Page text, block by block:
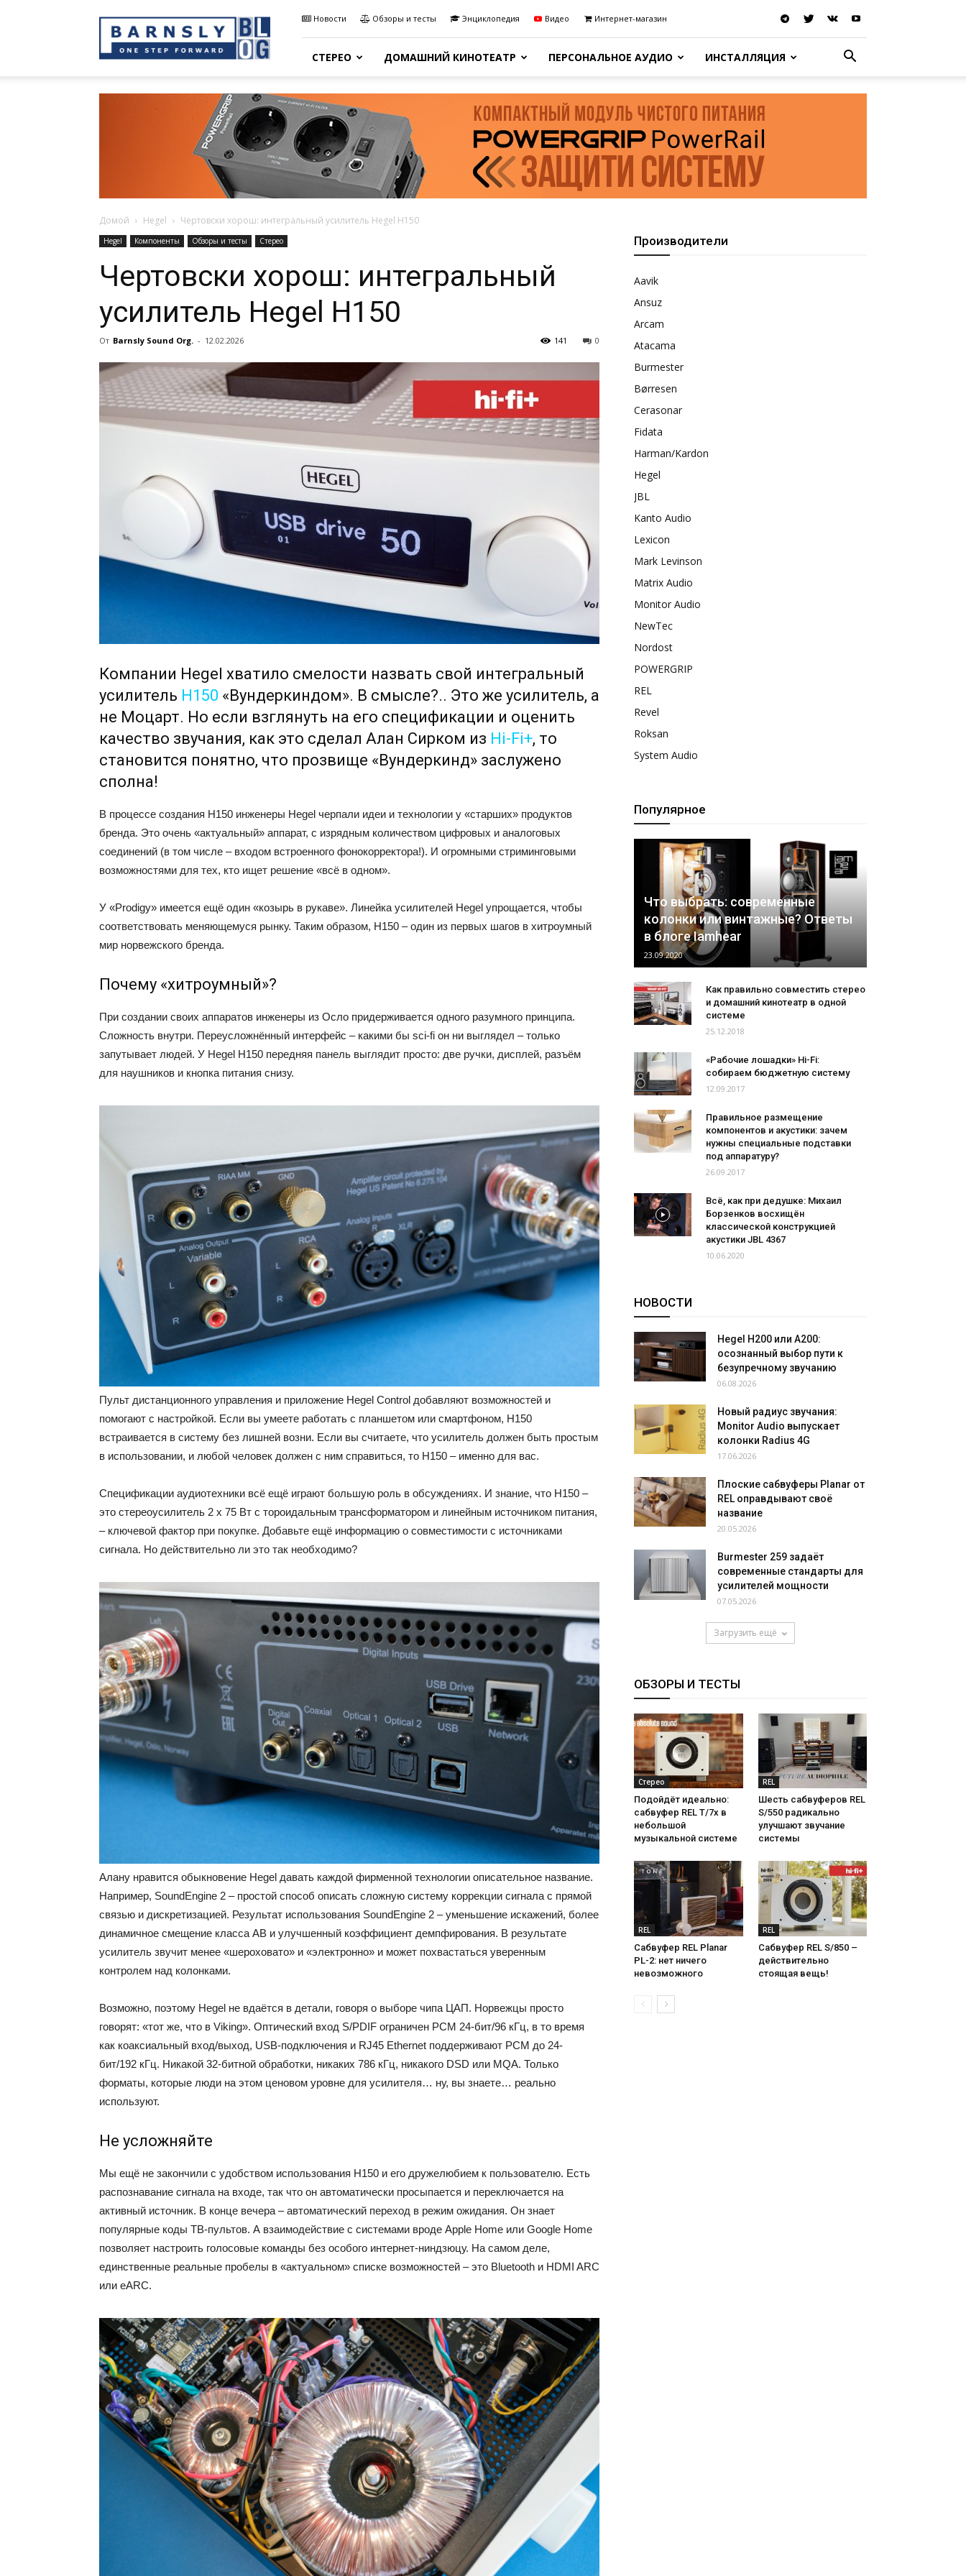
Sound
Blog
Новости Обзоры и тесты Энциклопедия Видео Интернет-магазин
СТЕРЕО ДОМАШНИЙ КИНОТЕАТР ПЕРСОНАЛЬНОЕ АУДИО ИНСТАЛЛЯЦИЯ
Домой Hegel Чертовски хорош: интегральный усилитель Hegel H150
Hegel Компоненты Обзоры и тесты Стерео
Чертовски хорош: интегральный
усилитель Hegel H150
От Barnsly Sound Org. - 12.02.2026 0
141
Компании Hegel хватило смелости назвать свой интегральный
усилитель H150 «Вундеркиндом». В смысле?.. Это же усилитель, а
не Моцарт. Но если взглянуть на его спецификации и оценить
качество звучания, как это сделал Алан Сирком из Hi-Fi+, то
становится понятно, что прозвище «Вундеркинд» заслужено
сполна!
В процессе создания H150 инженеры Hegel черпали идеи и технологии у «старших» продуктов
бренда. Это очень «актуальный» аппарат, с изрядным количеством цифровых и аналоговых
соединений (в том числе – входом встроенного фонокорректора!). И огромными стриминговыми
возможностями для тех, кто ищет решение «всё в одном».
У «Prodigy» имеется ещё один «козырь в рукаве». Линейка усилителей Hegel упрощается, чтобы
соответствовать меняющемуся рынку. Таким образом, H150 – один из первых шагов в хитроумный
мир норвежского бренда.
Почему «хитроумный»?
При создании своих аппаратов инженеры из Осло придерживается одного разумного принципа.
Сложность внутри. Переусложнённый интерфейс – какими бы sci-fi он ни выглядел – только
запутывает людей. У Hegel H150 передняя панель выглядит просто: две ручки, дисплей, разъём
для наушников и кнопка питания снизу.
Пульт дистанционного управления и приложение Hegel Control добавляют возможностей и
помогают с настройкой. Если вы умеете работать с планшетом или смартфоном, H150
встраивается в систему без лишней возни. Если вы считаете, что усилитель должен быть простым
в использовании, и любой человек должен с ним справиться, то H150 – именно для вас.
Спецификации аудиотехники всё ещё играют большую роль в обсуждениях. И знание, что H150 –
это стереоусилитель 2 x 75 Вт с тороидальным трансформатором и линейным источником питания,
– ключевой фактор при покупке. Добавьте ещё информацию о совместимости с источниками
сигнала. Но действительно ли это так необходимо?
Алану нравится обыкновение Hegel давать каждой фирменной технологии описательное название.
Например, SoundEngine 2 – простой способ описать сложную систему коррекции сигнала с прямой
связью и дискретизацией. Результат использования SoundEngine 2 – уменьшение искажений, более
динамичное смещение класса AB и улучшенный коэффициент демпфирования. В результате
усилитель звучит менее «шероховато» и «электронно» и может похвастаться уверенным
контролем над колонками.
Возможно, поэтому Hegel не вдаётся в детали, говоря о выборе чипа ЦАП. Норвежцы просто
говорят: «тот же, что в Viking». Оптический вход S/PDIF ограничен PCM 24-бит/96 кГц, в то время
как коаксиальный вход/выход, USB-подключения и RJ45 Ethernet поддерживают PCM до 24-
бит/192 кГц. Никакой 32-битной обработки, никаких 786 кГц, никакого DSD или MQA. Только
форматы, которые люди на этом ценовом уровне для усилителя… ну, вы знаете… реально
используют.
Не усложняйте
Мы ещё не закончили с удобством использования H150 и его дружелюбием к пользователю. Есть
распознавание сигнала на входе, так что он автоматически просыпается и переключается на
активный источник. В конце вечера – автоматический переход в режим ожидания. Он знает
популярные коды ТВ-пультов. А взаимодействие с системами вроде Apple Home или Google Home
позволяет настроить голосовые команды без особого интернет-ниндзюцу. На самом деле,
единственные реальные пробелы в «актуальном» списке возможностей – это Bluetooth и HDMI ARC
или eARC.
Производители
Aavik
Ansuz
Arcam
Atacama
Burmester
Børresen
Cerasonar
Fidata
Harman/Kardon
Hegel
JBL
Kanto Audio
Lexicon
Mark Levinson
Matrix Audio
Monitor Audio
NewTec
Nordost
POWERGRIP
REL
Revel
Roksan
System Audio
Популярное
Что выбрать: современные
колонки или винтажные? Ответы
в блоге Iamhear
23.09.2020
Как правильно совместить стерео
и домашний кинотеатр в одной
системе
25.12.2018
«Рабочие лошадки» Hi-Fi:
собираем бюджетную систему
12.09.2017
Правильное размещение
компонентов и акустики: зачем
нужны специальные подставки
под аппаратуру?
26.09.2017
Всё, как при дедушке: Михаил
Борзенков восхищён
классической конструкцией
акустики JBL 4367
10.06.2020
НОВОСТИ
Hegel H200 или A200:
осознанный выбор пути к
безупречному звучанию
06.08.2026
Новый радиус звучания:
Monitor Audio выпускает
колонки Radius 4G
17.06.2026
Плоские сабвуферы Planar от
REL оправдывают своё
название
20.05.2026
Burmester 259 задаёт
современные стандарты для
усилителей мощности
07.05.2026
Загрузить ещё
ОБЗОРЫ И ТЕСТЫ
Стерео
Подойдёт идеально:
сабвуфер REL T/7x в
небольшой
музыкальной системе
REL
Шесть сабвуферов REL
S/550 радикально
улучшают звучание
системы
REL
Сабвуфер REL Planar
PL-2: нет ничего
невозможного
REL
Сабвуфер REL S/850 –
действительно
стоящая вещь!